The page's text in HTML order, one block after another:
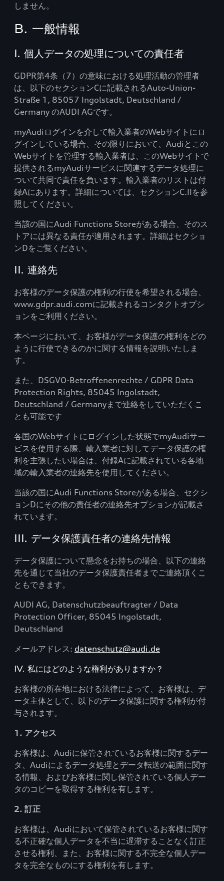
しません。
B. 一般情報
I. 個人データの処理についての責任者
GDPR第4条（7）の意味における処理活動の管理者
は、以下のセクションCに記載されるAuto-Union-
Straße 1, 85057 Ingolstadt, Deutschland /
Germany のAUDI AGです。
myAudiログインを介して輸入業者のWebサイトにロ
グインしている場合、その限りにおいて、Audiとこの
Webサイトを管理する輸入業者は、このWebサイトで
提供されるmyAudiサービスに関連するデータ処理に
ついて共同で責任を負います。輸入業者のリストは付
録Aにあります。詳細については、セクションC.IIを参
照してください。
当該の国にAudi Functions Storeがある場合、そのス
トアには異なる責任が適用されます。詳細はセクショ
ンDをご覧ください。
II. 連絡先
お客様のデータ保護の権利の行使を希望される場合、
www.gdpr.audi.comに記載されるコンタクトオプシ
ョンをご利用ください。
本ページにおいて、お客様がデータ保護の権利をどの
ように行使できるのかに関する情報を説明いたしま
す。
また、DSGVO-Betroffenenrechte / GDPR Data
Protection Rights, 85045 Ingolstadt,
Deutschland / Germanyまで連絡をしていただくこ
とも可能です
各国のWebサイトにログインした状態でmyAudiサー
ビスを使用する際、輸入業者に対してデータ保護の権
利を主張したい場合は、付録Aに記載されている各地
域の輸入業者の連絡先を使用してください。
当該の国にAudi Functions Storeがある場合、セクシ
ョンDにその他の責任者の連絡先オプションが記載さ
れています。
III. データ保護責任者の連絡先情報
データ保護について懸念をお持ちの場合、以下の連絡
先を通じて当社のデータ保護責任者までご連絡頂くこ
ともできます。
AUDI AG, Datenschutzbeauftragter / Data
Protection Officer, 85045 Ingolstadt,
Deutschland
メールアドレス: datenschutz@audi.de
IV. 私にはどのような権利がありますか？
お客様の所在地における法律によって、お客様は、デ
ータ主体として、以下のデータ保護に関する権利が付
与されます。
1. アクセス
お客様は、Audiに保管されているお客様に関するデー
タ、Audiによるデータ処理とデータ転送の範囲に関す
る情報、およびお客様に関し保管されている個人デー
タのコピーを取得する権利を有します。
2. 訂正
お客様は、Audiにおいて保管されているお客様に関す
る不正確な個人データを不当に遅滞することなく訂正
させる権利、また、お客様に関する不完全な個人デー
タを完全なものにする権利を有します。